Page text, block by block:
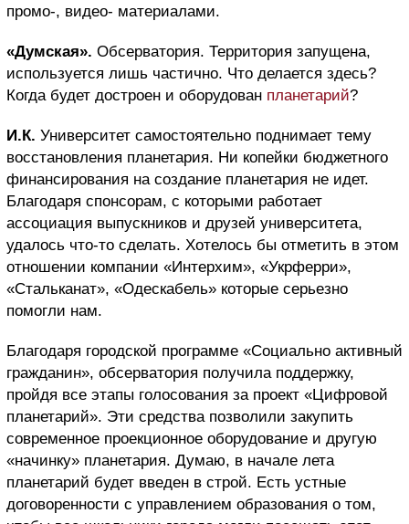
промо-, видео- материалами.
«Думская». Обсерватория. Территория запущена,
используется лишь частично. Что делается здесь?
Когда будет достроен и оборудован планетарий?
И.К. Университет самостоятельно поднимает тему
восстановления планетария. Ни копейки бюджетного
финансирования на создание планетария не идет.
Благодаря спонсорам, с которыми работает
ассоциация выпускников и друзей университета,
удалось что-то сделать. Хотелось бы отметить в этом
отношении компании «Интерхим», «Укрферри»,
«Стальканат», «Одескабель» которые серьезно
помогли нам.
Благодаря городской программе «Социально активный
гражданин», обсерватория получила поддержку,
пройдя все этапы голосования за проект «Цифровой
планетарий». Эти средства позволили закупить
современное проекционное оборудование и другую
«начинку» планетария. Думаю, в начале лета
планетарий будет введен в строй. Есть устные
договоренности с управлением образования о том,